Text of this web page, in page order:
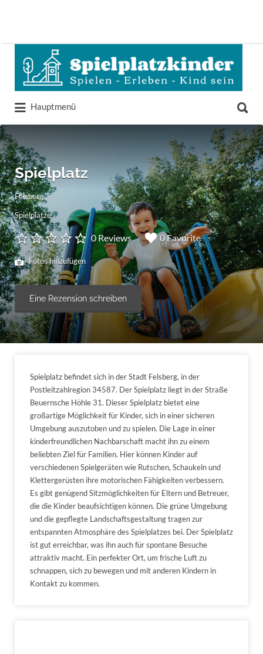
Suchen
nach:
Hauptmenü
nach:
Spielplatz
Felsberg
Spielplätze
0 Reviews 0 Favorite
Fotos hinzufügen
Eine Rezension schreiben
Spielplatz befindet sich in der Stadt Felsberg, in der
Postleitzahlregion 34587. Der Spielplatz liegt in der Straße
Beuernsche Höhle 31. Dieser Spielplatz bietet eine
großartige Möglichkeit für Kinder, sich in einer sicheren
Umgebung auszutoben und zu spielen. Die Lage in einer
kinderfreundlichen Nachbarschaft macht ihn zu einem
beliebten Ziel für Familien. Hier können Kinder auf
verschiedenen Spielgeräten wie Rutschen, Schaukeln und
Klettergerüsten ihre motorischen Fähigkeiten verbessern.
Es gibt genügend Sitzmöglichkeiten für Eltern und Betreuer,
die die Kinder beaufsichtigen können. Die grüne Umgebung
und die gepflegte Landschaftsgestaltung tragen zur
entspannten Atmosphäre des Spielplatzes bei. Der Spielplatz
ist gut erreichbar, was ihn auch für spontane Besuche
attraktiv macht. Ein perfekter Ort, um frische Luft zu
schnappen, sich zu bewegen und mit anderen Kindern in
Kontakt zu kommen.